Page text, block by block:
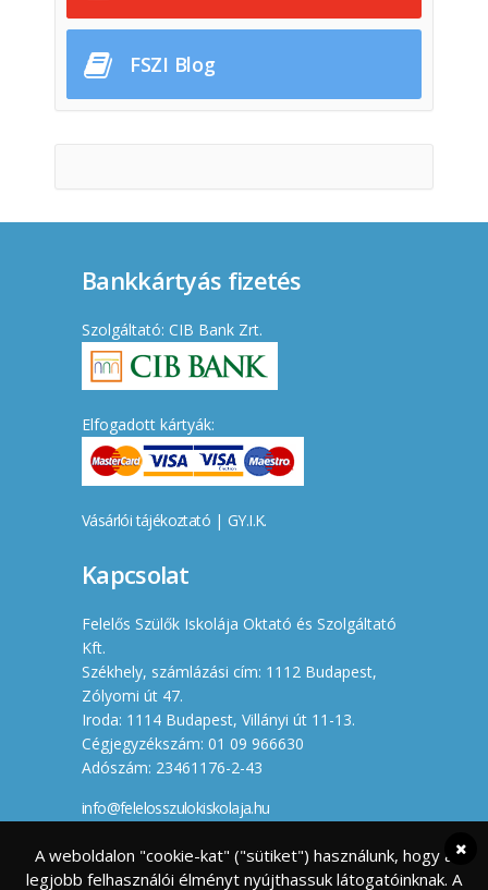
FSZI Blog
Bankkártyás fizetés
Szolgáltató: CIB Bank Zrt.
Elfogadott kártyák:
Vásárlói tájékoztató | GY.I.K.
Kapcsolat
Felelős Szülők Iskolája Oktató és Szolgáltató
Kft.
Székhely, számlázási cím: 1112 Budapest,
Zólyomi út 47.
Iroda: 1114 Budapest, Villányi út 11-13.
Cégjegyzékszám: 01 09 966630
Adószám: 23461176-2-43
info@felelosszulokiskolaja.hu
Készítette
A weboldalon "cookie-kat" ("sütiket") használunk, hogy a
legjobb felhasználói élményt nyújthassuk látogatóinknak. A